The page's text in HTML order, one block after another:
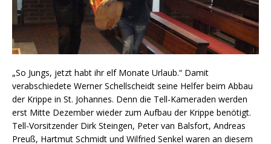
„So Jungs, jetzt habt ihr elf Monate Urlaub.“ Damit
verabschiedete Werner Schellscheidt seine Helfer beim Abbau
der Krippe in St. Johannes. Denn die Tell-Kameraden werden
erst Mitte Dezember wieder zum Aufbau der Krippe benötigt.
Tell-Vorsitzender Dirk Steingen, Peter van Balsfort, Andreas
Preuß, Hartmut Schmidt und Wilfried Senkel waren an diesem